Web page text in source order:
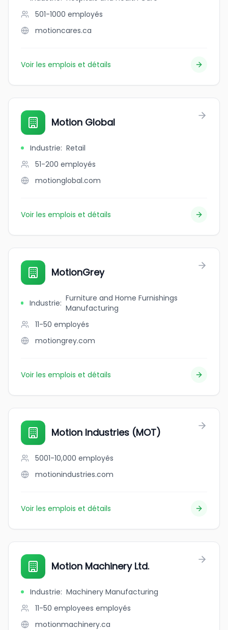
501-1000 employés
motioncares.ca
Voir les emplois et détails
Motion Global
Industrie: Retail
51-200 employés
motionglobal.com
Voir les emplois et détails
MotionGrey
Industrie: Furniture and Home Furnishings
Manufacturing
11-50 employés
motiongrey.com
Voir les emplois et détails
Motion Industries (MOT)
5001-10,000 employés
motionindustries.com
Voir les emplois et détails
Motion Machinery Ltd.
Industrie: Machinery Manufacturing
11-50 employees employés
motionmachinery.ca